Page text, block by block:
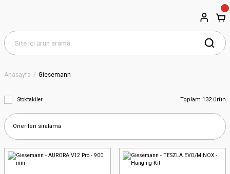
Anasayfa Giesemann
Stoktakiler Toplam 132 ürün